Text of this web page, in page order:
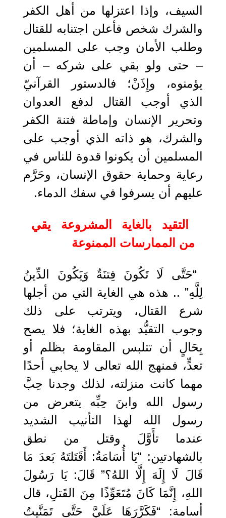
السيف، وإذا اعتزلها من أهل الكفر
والشرك شخص فأعلن اجتنابه للقتال
وطلب الأمان وجب على المسلمين
– حتى ولو بقي على شركه – أن
يؤمنوه، وإِذَنْ؛ فالدستور القرآنيّ
الذي أوجب القتال لدفع العدوان
وتحرير الإنسان وإماطة فتنة الكفر
والشرك، هو ذاته الذي أوجب على
المسلمين أن يكونوا قدوة للناس في
رعاية وحماية حقوق الإنسان، وحَرَّم
عليهم أن يسرفوا في سفك الدماء.
التقيد بالغاية المشروعة يقي
من الممارسات الممنوعة
“حَتَّى لَا تَكُونَ فِتنَةٌ وَيَكُونَ الدِّينُ
لِلَّهِ” .. هذه هي الغاية التي من أجلها
شرع القتال، ويترتب على ذلك
وجوب التقيُّد بهذه الغاية؛ فلا يصح
بِحَالٍ أن تتلبس المقاومة بظلم أو
تعدٍّ، فمنهج الله تعالى لا يحابي أحدًا
مهما كانت منزلته، لذلك وجدنا حِبَّ
رسول الله وابنَ حِبِّه يتعرض من
رسول الله لهذا التأنيب الشديد
عندما تأَوَّلَ وقتل من نطق
بالشهادتين: “يَا أُسَامَةُ: أَقَتَلتَهُ بَعدَ مَا
قَالَ لَا إِلَهَ إِلَّا اللهُ؟” قَالَ: يَا رَسُولَ
اللهِ، إِنَّمَا كَانَ مُتَعَوِّذًا مِنَ القَتلِ، قال
أسامة: “فَكَرَّرَهَا عَلَيَّ حَتَّى تَمَنَّيتُ